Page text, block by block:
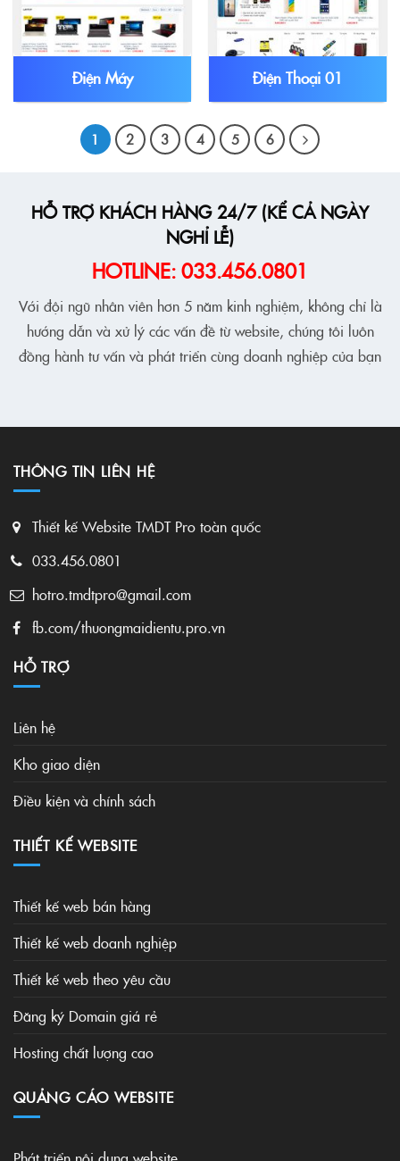
Điện Máy Điện Thoại 01
1 2 3 4 5 6
HỖ TRỢ KHÁCH HÀNG 24/7 (KỂ CẢ NGÀY
NGHỈ LỄ)
HOTLINE: 033.456.0801
Với đội ngũ nhân viên hơn 5 năm kinh nghiệm, không chỉ là
hướng dẫn và xử lý các vấn đề từ website, chúng tôi luôn
đồng hành tư vấn và phát triển cùng doanh nghiệp của bạn
THÔNG TIN LIÊN HỆ
Thiết kế Website TMDT Pro toàn quốc
033.456.0801
hotro.tmdtpro@gmail.com
fb.com/thuongmaidientu.pro.vn
HỖ TRỢ
Liên hệ
Kho giao diện
Điều kiện và chính sách
THIẾT KẾ WEBSITE
Thiết kế web bán hàng
Thiết kế web doanh nghiệp
Thiết kế web theo yêu cầu
Đăng ký Domain giá rẻ
Hosting chất lượng cao
QUẢNG CÁO WEBSITE